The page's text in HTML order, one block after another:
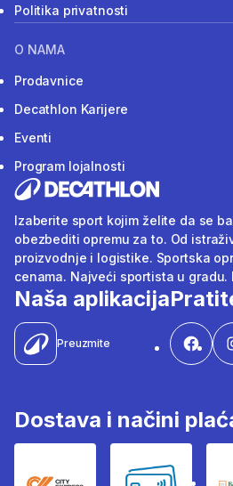
Politika privatnosti
O NAMA
Prodavnice
Decathlon Karijere
Eventi
Program lojalnosti
Izaberite sport kojim želite da se
obezbediti opremu za to. Od
proizvodnje i logistike. Sportska
cenama. Najveći sportista u gradu.
Naša aplikacija
Preuzmite
Dostava i načini